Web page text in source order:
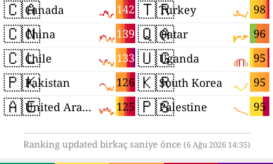
🇨🇦 142
Canada
🇨🇳 139
China
🇨🇱 133
Chile
🇵🇰 126
Pakistan
🇦🇪 125
United Arab Emirates
🇹🇷 98
Turkey
🇶🇦 96
Qatar
🇺🇬 95
Uganda
🇰🇷 95
South Korea
🇵🇸 95
Palestine
Ranking updated birkaç saniye önce (6 Ağu 2026 14:35)